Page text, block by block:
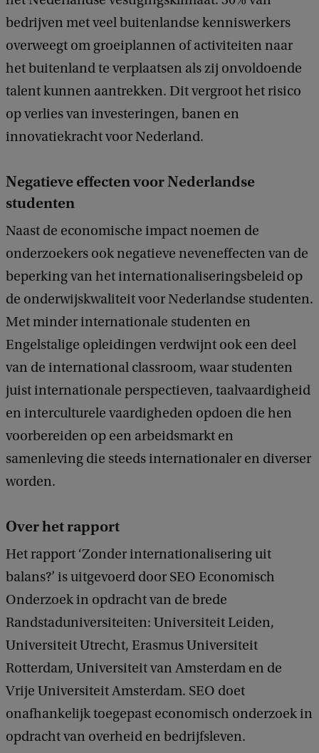
bedrijven met veel buitenlandse kenniswerkers
overweegt om groeiplannen of activiteiten naar
het buitenland te verplaatsen als zij onvoldoende
talent kunnen aantrekken. Dit vergroot het risico
op verlies van investeringen, banen en
innovatiekracht voor Nederland.
Negatieve effecten voor Nederlandse
studenten
Naast de economische impact noemen de
onderzoekers ook negatieve neveneffecten van de
beperking van het internationaliseringsbeleid op
de onderwijskwaliteit voor Nederlandse studenten.
Met minder internationale studenten en
Engelstalige opleidingen verdwijnt ook een deel
van de international classroom, waar studenten
juist internationale perspectieven, taalvaardigheid
en interculturele vaardigheden opdoen die hen
voorbereiden op een arbeidsmarkt en
samenleving die steeds internationaler en diverser
worden.
Over het rapport
Het rapport ‘Zonder internationalisering uit
balans?’ is uitgevoerd door SEO Economisch
Onderzoek in opdracht van de brede
Randstaduniversiteiten: Universiteit Leiden,
Universiteit Utrecht, Erasmus Universiteit
Rotterdam, Universiteit van Amsterdam en de
Vrije Universiteit Amsterdam. SEO doet
onafhankelijk toegepast economisch onderzoek in
opdracht van overheid en bedrijfsleven.